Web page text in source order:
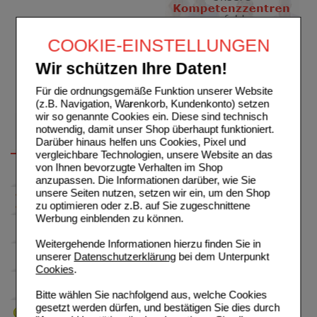
COOKIE-EINSTELLUNGEN
Wir schützen Ihre Daten!
Für die ordnungsgemäße Funktion unserer Website
(z.B. Navigation, Warenkorb, Kundenkonto) setzen
wir so genannte Cookies ein. Diese sind technisch
notwendig, damit unser Shop überhaupt funktioniert.
Darüber hinaus helfen uns Cookies, Pixel und
vergleichbare Technologien, unsere Website an das
von Ihnen bevorzugte Verhalten im Shop
anzupassen. Die Informationen darüber, wie Sie
unsere Seiten nutzen, setzen wir ein, um den Shop
zu optimieren oder z.B. auf Sie zugeschnittene
Werbung einblenden zu können.
Weitergehende Informationen hierzu finden Sie in
unserer Datenschutzerklärungbei dem Unterpunkt
Cookies.
Bitte wählen Sie nachfolgend aus, welche Cookies
gesetzt werden dürfen, und bestätigen Sie dies durch